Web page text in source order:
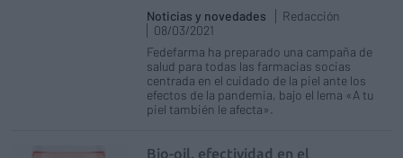
Noticias y novedades
Redacción
08/03/2021
Fedefarma ha preparado una campaña de
salud para todas las farmacias socias
centrada en el cuidado de la piel ante los
efectos de la pandemia, bajo el lema «A tu
piel también le afecta».
Bio-oil, efectividad en el